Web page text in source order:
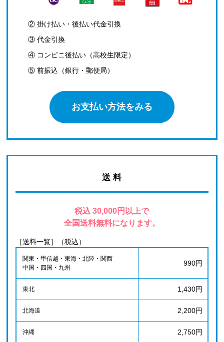
② 掛け払い・後払い代金引換
③ 代金引換
④ コンビニ後払い（高校生限定）
⑤ 前振込（銀行・郵便局）
お支払い方法をみる
送 料
税込 30,000円以上で
全国送料無料になります。
［送料一覧］（税込）
関東・甲信越・東海・北陸・関西
中国・四国・九州
990円
東北 1,430円
北海道 2,200円
沖縄 2,750円